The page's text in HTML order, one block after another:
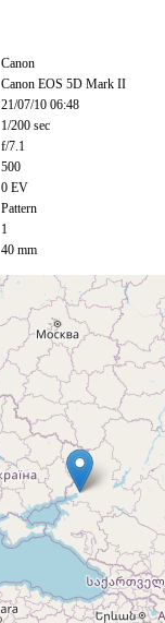
Canon
Canon EOS 5D Mark II
21/07/10 06:48
1/200 sec
f/7.1
500
0 EV
Pattern
1
40 mm